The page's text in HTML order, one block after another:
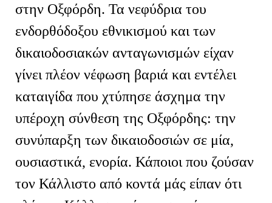
στην Οξφόρδη. Τα νεφύδρια του
ενδορθόδοξου εθνικισμού και των
δικαιοδοσιακών ανταγωνισμών είχαν
γίνει πλέον νέφωση βαριά και εντέλει
καταιγίδα που χτύπησε άσχημα την
υπέροχη σύνθεση της Οξφόρδης: την
συνύπαρξη των δικαιοδοσιών σε μία,
ουσιαστικά, ενορία. Κάποιοι που ζούσαν
τον Κάλλιστο από κοντά μάς είπαν ότι